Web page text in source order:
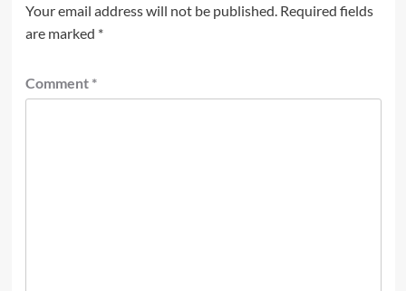
Your email address will not be published. Required fields
are marked *
Comment *